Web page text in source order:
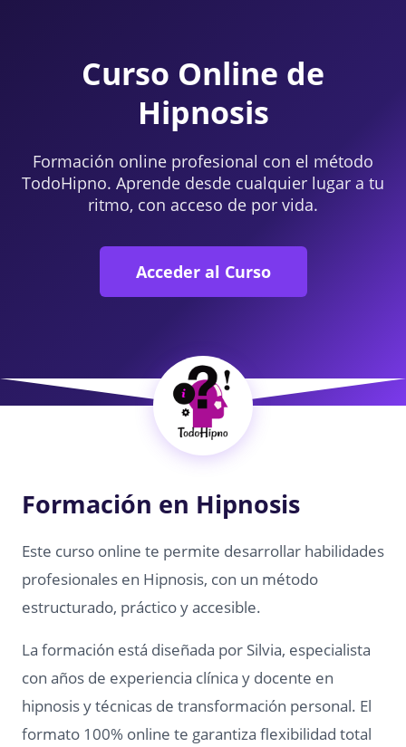
Curso Online de
Hipnosis
Formación online profesional con el método
TodoHipno. Aprende desde cualquier lugar a tu
ritmo, con acceso de por vida.
Acceder al Curso
Formación en Hipnosis
Este curso online te permite desarrollar habilidades
profesionales en Hipnosis, con un método
estructurado, práctico y accesible.
La formación está diseñada por Silvia, especialista
con años de experiencia clínica y docente en
hipnosis y técnicas de transformación personal. El
formato 100% online te garantiza flexibilidad total